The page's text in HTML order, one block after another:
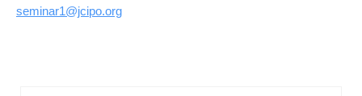
seminar1@jcipo.org